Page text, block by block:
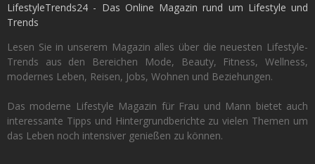
LifestyleTrends24 - Das Online Magazin rund um Lifestyle und
Trends
Lesen Sie in unserem Magazin alles über die neuesten Lifestyle-
Trends aus den Bereichen Mode, Beauty, Fitness, Wellness,
modernes Leben, Reisen, Jobs, Wohnen und Beziehungen.
Das moderne Lifestyle Magazin für Frau und Mann bietet auch
interessante Tipps und Hintergrundberichte zu vielen Themen um
das Leben noch intensiver genießen zu können.